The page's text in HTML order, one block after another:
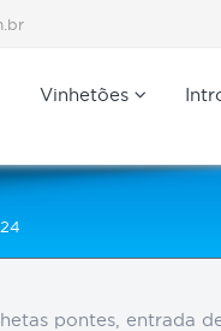
Vinhetões
pontes, entrada